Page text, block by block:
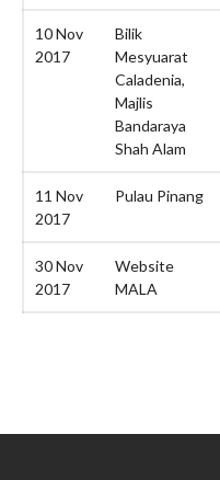
10 Nov
2017
Bilik
Mesyuarat
Caladenia,
Majlis
Bandaraya
Shah Alam
11 Nov
2017
Pulau Pinang
30 Nov
2017
Website
MALA